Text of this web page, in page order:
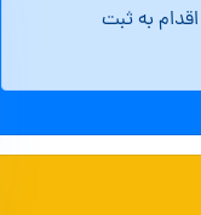
اقدام به ثبت